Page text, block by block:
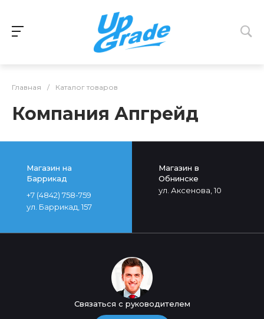
Главная / Каталог товаров
Компания Апгрейд
Магазин на
Баррикад
+7 (4842) 758-759
ул. Баррикад, 157
Магазин в
Обнинске
ул. Аксенова, 10
Связаться с руководителем